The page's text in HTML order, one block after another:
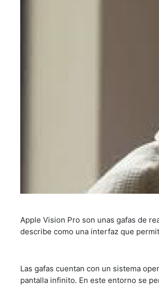
Apple Vision Pro son unas gafas de
describe como una interfaz que
Las gafas cuentan con un sistema
pantalla infinito. En este entorno se